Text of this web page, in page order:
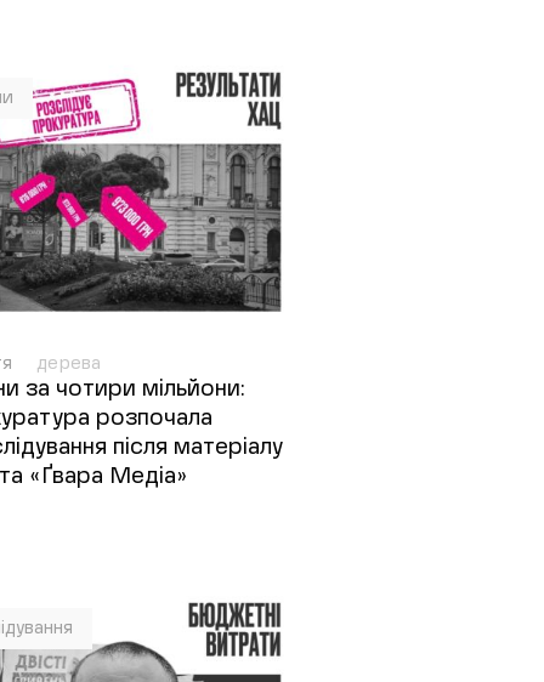
дерева
за чотири мільйони:
розпочала
після матеріалу
«Ґвара Медіа»